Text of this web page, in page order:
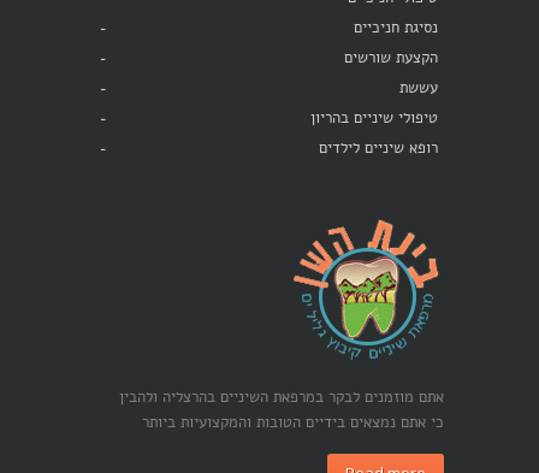
נסיגת חניכיים
הקצעת שורשים
עששת
טיפולי שיניים בהריון
רופא שיניים לילדים
אתם מוזמנים לבקר במרפאת השיניים בהרצליה ולהבין
כי אתם נמצאים בידיים הטובות והמקצועיות ביותר